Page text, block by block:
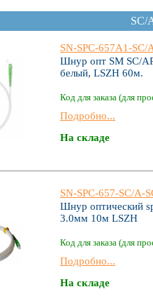
SC/
SN-SPC-657А1-SС/
Шнур опт SM SC/
белый, LSZH 60м.
Код для заказа (для
Подробно...
На складе
SN-SPC-657-SС/A-
Шнур оптический
3.0мм 10м LSZH
Код для заказа (для
Подробно...
На складе